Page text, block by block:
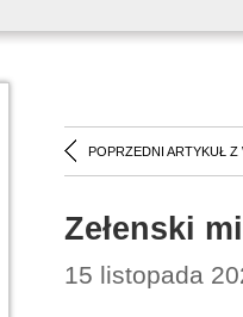
POPRZEDNI ARTYKUŁ Z
Zełenski
15 listopada